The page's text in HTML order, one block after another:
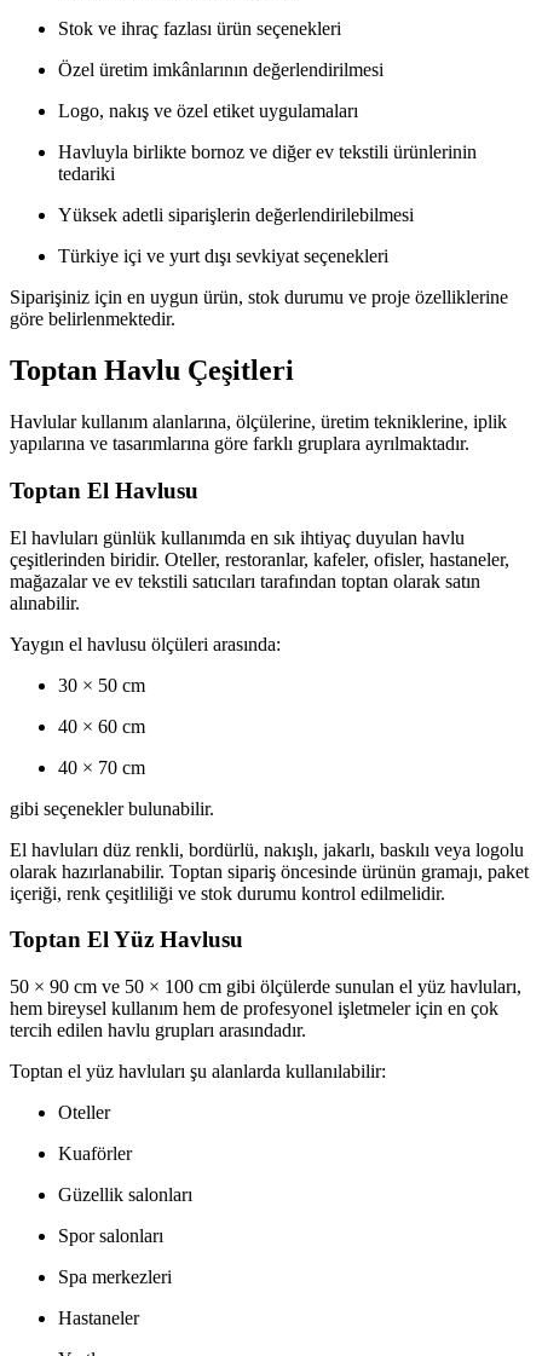
Stok ve ihraç fazlası ürün seçenekleri
Özel üretim imkânlarının değerlendirilmesi
Logo, nakış ve özel etiket uygulamaları
Havluyla birlikte bornoz ve diğer ev tekstili ürünlerinin
tedariki
Yüksek adetli siparişlerin değerlendirilebilmesi
Türkiye içi ve yurt dışı sevkiyat seçenekleri
Siparişiniz için en uygun ürün, stok durumu ve proje özelliklerine
göre belirlenmektedir.
Toptan Havlu Çeşitleri
Havlular kullanım alanlarına, ölçülerine, üretim tekniklerine, iplik
yapılarına ve tasarımlarına göre farklı gruplara ayrılmaktadır.
Toptan El Havlusu
El havluları günlük kullanımda en sık ihtiyaç duyulan havlu
çeşitlerinden biridir. Oteller, restoranlar, kafeler, ofisler, hastaneler,
mağazalar ve ev tekstili satıcıları tarafından toptan olarak satın
alınabilir.
Yaygın el havlusu ölçüleri arasında:
30 × 50 cm
40 × 60 cm
40 × 70 cm
gibi seçenekler bulunabilir.
El havluları düz renkli, bordürlü, nakışlı, jakarlı, baskılı veya logolu
olarak hazırlanabilir. Toptan sipariş öncesinde ürünün gramajı, paket
içeriği, renk çeşitliliği ve stok durumu kontrol edilmelidir.
Toptan El Yüz Havlusu
50 × 90 cm ve 50 × 100 cm gibi ölçülerde sunulan el yüz havluları,
hem bireysel kullanım hem de profesyonel işletmeler için en çok
tercih edilen havlu grupları arasındadır.
Toptan el yüz havluları şu alanlarda kullanılabilir:
Oteller
Kuaförler
Güzellik salonları
Spor salonları
Spa merkezleri
Hastaneler